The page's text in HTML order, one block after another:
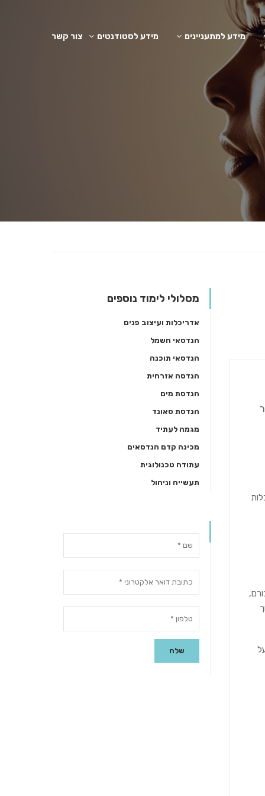
מידע למתעניינים מידע לסטודנטים צור קשר
מסלולי לימוד נוספים
אדריכלות ועיצוב פנים
הנדסאי חשמל
הנדסאי תוכנה
הנדסה אזרחית
הנדסת מים
הנדסת סאונד
מגמה לעתיד
מכינה קדם הנדסאים
עתודה טכנולוגית
תעשייה וניהול